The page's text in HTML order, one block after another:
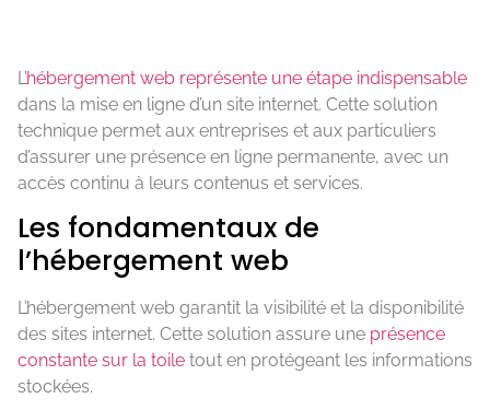
L’hébergement web représente une étape indispensable
dans la mise en ligne d’un site internet. Cette solution
technique permet aux entreprises et aux particuliers
d’assurer une présence en ligne permanente, avec un
accès continu à leurs contenus et services.
Les fondamentaux de
l’hébergement web
L’hébergement web garantit la visibilité et la disponibilité
des sites internet. Cette solution assure une présence
constante sur la toile tout en protégeant les informations
stockées.